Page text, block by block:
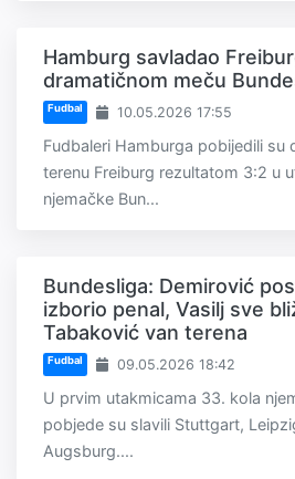
Hamburg savladao
dramatičnom meču
Fudbal 10.05.2026 17:55
Fudbaleri Hamburga pobijedili su
terenu Freiburg rezultatom 3:2 u
njemačke Bun...
Bundesliga: Demirović
izborio penal, Vasilj sve
Tabaković van terena
Fudbal 09.05.2026 18:42
U prvim utakmicama 33. kola
pobjede su slavili Stuttgart,
Augsburg....